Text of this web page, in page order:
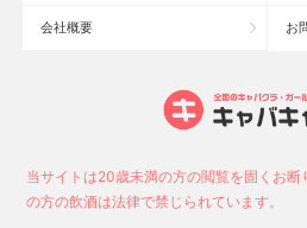
大宮のキャバクラ
新
高崎市のキャバクラ
新潟駅前のキャバクラ
会社概要 お
当サイトは20歳未満の方の閲覧を固くお
の方の飲酒は法律で禁じられています。